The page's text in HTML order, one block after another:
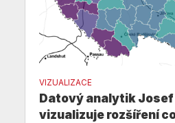
VIZUALIZACE
Datový analytik Josef
vizualizuje rozšíření